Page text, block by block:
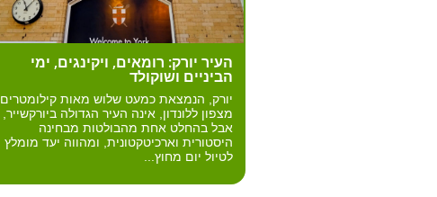
העיר יורק: רומאים, ויקינגים, ימי
הביניים ושוקולד
יורק, הנמצאת כמעט שלוש מאות קילומטרים
מצפון ללונדון, אינה העיר הגדולה ביורקשייר,
אבל בהחלט אחת מהבולטות מבחינה
היסטורית וארכיטקטונית, ומהווה יעד מומלץ
לטיול יום מחוץ...